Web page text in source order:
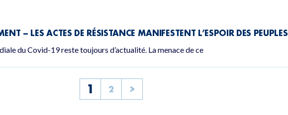
– LES ACTES DE RÉSISTANCE MANIFESTENT L’ESPOIR DES PEUPLES
du Covid-19 reste toujours d’actualité. La menace de ce
1 2 >